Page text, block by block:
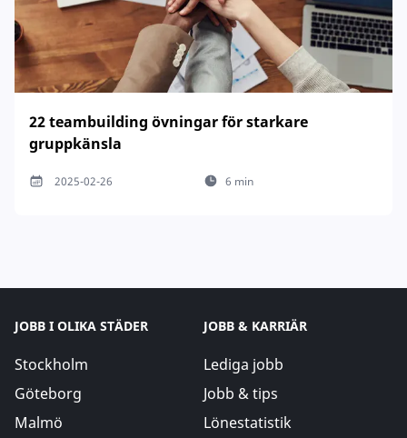
22 teambuilding övningar för starkare
gruppkänsla
2025-02-26 6 min
JOBB I OLIKA STÄDER
Stockholm
Göteborg
Malmö
JOBB & KARRIÄR
Lediga jobb
Jobb & tips
Lönestatistik